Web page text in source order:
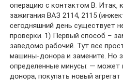
операцию с контактом В. Итак,
зажигания ВАЗ 2114, 2115
сегодняшний день существует
проверки. 1) Первый способ –
заведомо рабочий. Тут все
машины-донора и замените. Но
определенные минусы: — может
донора, покупать новый